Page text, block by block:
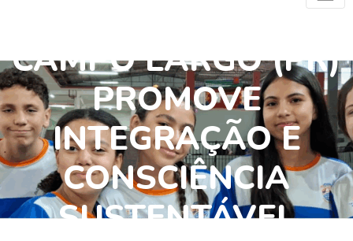
FESTIVAL ODS EM
CAMPO LARGO (PR)
PROMOVE
INTEGRAÇÃO E
CONSCIÊNCIA
SUSTENTÁVEL